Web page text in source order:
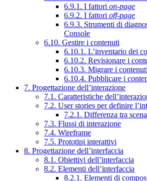
6.9.1. I fattori on-page
6.9.2. I fattori off-page
6.9.3. Strumenti di
Console
6.10. Gestire i contenuti
6.10.1. L’inventario dei
6.10.2. Revisionare i
6.10.3. Migrare i contenuti
6.10.4. Pubblicare i
7. Progettazione dell’interazione
7.1. Caratteristiche
7.2. User stories per definire
7.2.1. Differenza tra
7.3. Flussi di interazione
7.4. Wireframe
7.5. Prototipi interattivi
8. Progettazione dell’interfaccia
8.1. Obiettivi dell’interfaccia
8.2. Elementi dell’interfaccia
8.2.1. Elementi di